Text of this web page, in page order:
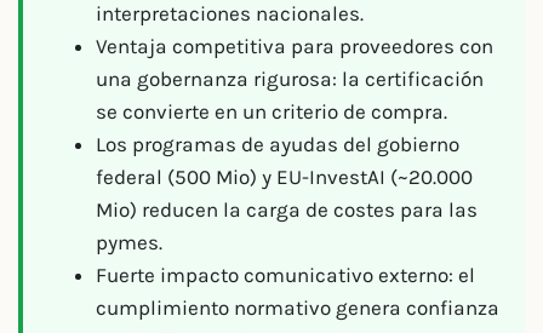
interpretaciones nacionales.
Ventaja competitiva para proveedores con
una gobernanza rigurosa: la certificación
se convierte en un criterio de compra.
Los programas de ayudas del gobierno
federal (500 Mio) y EU-InvestAI (~20.000
Mio) reducen la carga de costes para las
pymes.
Fuerte impacto comunicativo externo: el
cumplimiento normativo genera confianza